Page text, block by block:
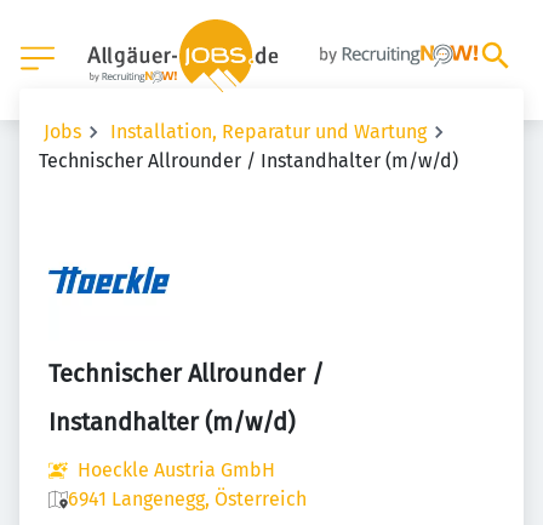
Jobs
Installation, Reparatur und Wartung
Technischer Allrounder / Instandhalter (m/w/d)
Technischer Allrounder /
Instandhalter (m/w/d)
Hoeckle Austria GmbH
6941 Langenegg, Österreich